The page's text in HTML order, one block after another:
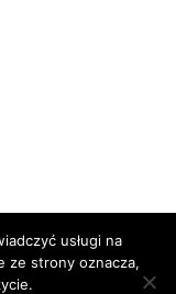
usługi na
ze strony oznacza,